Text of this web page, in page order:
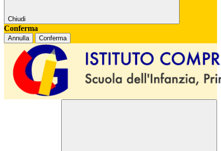
Chiudi
Conferma
Annulla Conferma